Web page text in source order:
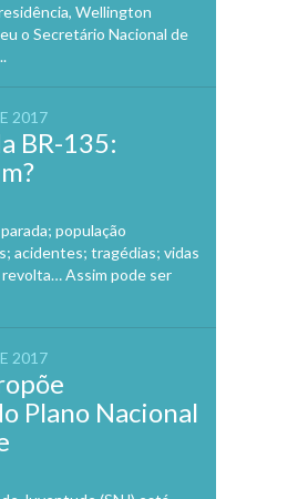
Wellington
o Secretário Nacional de
2017
BR-135:
população
acidentes; tragédias; vidas
Assim pode ser
2017
Plano Nacional